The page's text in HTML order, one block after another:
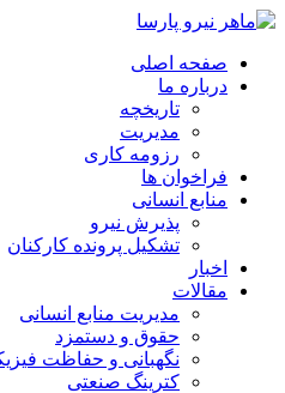
صفحه اصلی
درباره ما
تاریخچه
مدیریت
رزومه کاری
فراخوان ها
منابع انسانی
پذیرش نیرو
تشکیل پرونده کارکنان
اخبار
مقالات
مدیریت منابع انسانی
حقوق و دستمزد
نگهبانی و حفاظت
کترینگ صنعتی